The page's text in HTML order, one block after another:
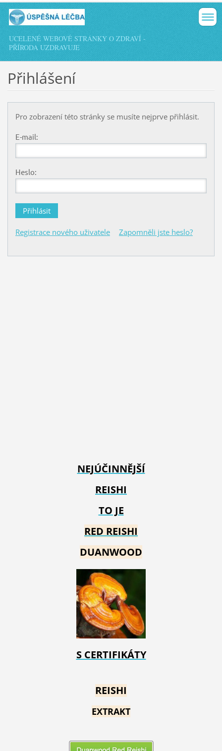
UCELENÉ WEBOVÉ STRÁNKY O ZDRAVÍ -
PŘÍRODA UZDRAVUJE
Přihlášení
Pro zobrazení této stránky se musíte nejprve přihlásit.
E-mail:
Heslo:
Registrace nového uživatele Zapomněli jste heslo?
NEJÚČINNĚJŠÍ
REISHI
TO JE
RED REISHI
DUANWOOD
S CERTIFIKÁTY
REISHI
EXTRAKT